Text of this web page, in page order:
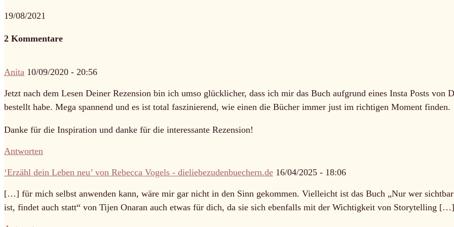
19/08/2021
2 Kommentare
Anita 10/09/2020 - 20:56
Jetzt nach dem Lesen Deiner Rezension bin ich umso glücklicher, dass ich mir das Buch aufgrund eines Insta Posts von
bestellt habe. Mega spannend und es ist total faszinierend, wie einen die Bücher immer just im richtigen Moment finden.
Danke für die Inspiration und danke für die interessante Rezension!
Antworten
‘Erzähl dein Leben neu’ von Rebecca Vogels - dieliebezudenbuechern.de 16/04/2025 - 18:06
[…] für mich selbst anwenden kann, wäre mir gar nicht in den Sinn gekommen. Vielleicht ist das Buch „Nur wer sichtbar
ist, findet auch statt“ von Tijen Onaran auch etwas für dich, da sie sich ebenfalls mit der Wichtigkeit von Storytelling […]